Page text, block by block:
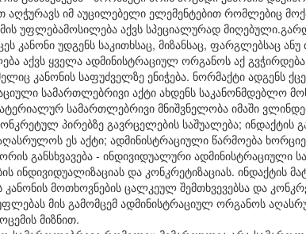
აღჭურავს იმ აუცილებელი ელემენტებით რომლებიც
უფლებამოსილება აქვს სპეციალურად
კანონი უდგენს საკითხსაც, მიზანსაც, ფარგლებსაც
აქვს ყველა ადმინისტრაციულ ორგანოს აქ
კანონის საფუძველზე ენიჭება. ნორმაქტი ადგენს
სამართლებრივი აქტი ახდენს საკანონმდებლო
სამართლებრივი მნიშვნელობა იმაში
პირებზე გავრცელების საშუალება; ინდაქტის
ეს აქტი; ადმინისტრაციული წარმოება
განსხვავება - ინდივიდუალური ადმინისტრაციული
ინდივიდუალიზაციას და კონკრეტიზაციას. ინდაქტის
მოთხოვნების ცალკეულ შემთხვევებსა და
მის გამომცემ ადმინისტრაციულ ორგანოს
მიზნით.